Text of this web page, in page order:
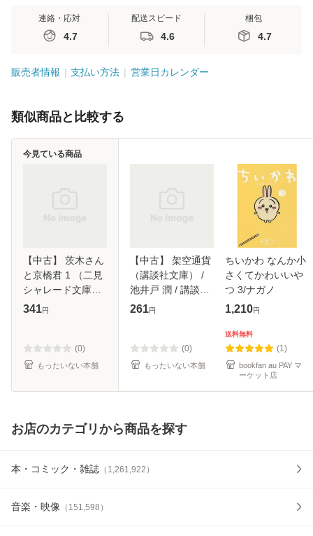
連絡・応対
4.7
配送スピード
4.6
梱包
4.7
販売者情報 支払い方法 営業日カレンダー
類似商品と比較する
【中古】 茨木さん
と京橋君 1 （二見
シャレード文庫） /
椹野 道流 / 二見書
341円
(0)
もったいない本舗
今見ている商品
【中古】 架空通貨
（講談社文庫） /
池井戸 潤 / 講談社
[文庫]【メール便送
261円
(0)
もったいない本舗
ちいかわ なんか小
さくてかわいいや
つ 3/ナガノ
1,210円
送料無料
(1)
bookfan au PAY マ
ーケット店
お店のカテゴリから商品を探す
本・コミック・雑誌 （ 1,261,922 ）
音楽・映像 （ 151,598 ）